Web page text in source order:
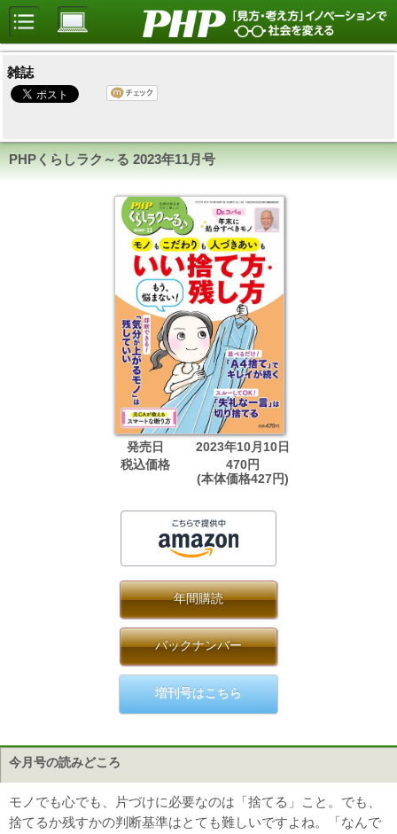
雑誌
PHPくらしラク～る 2023年11月号
発売日
2023年10月10日
税込価格
470円
(本体価格427円)
年間購読
バックナンバー
増刊号はこちら
今月号の読みどころ
モノでも心でも、片づけに必要なのは「捨てる」こと。でも、
捨てるか残すかの判断基準はとても難しいですよね。「なんで